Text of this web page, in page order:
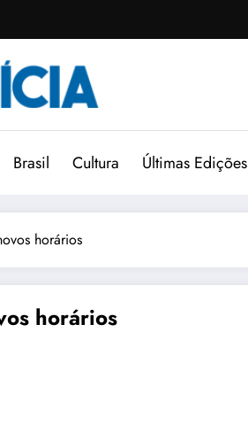
Brasil Cultura Últimas Edições
horários
horários